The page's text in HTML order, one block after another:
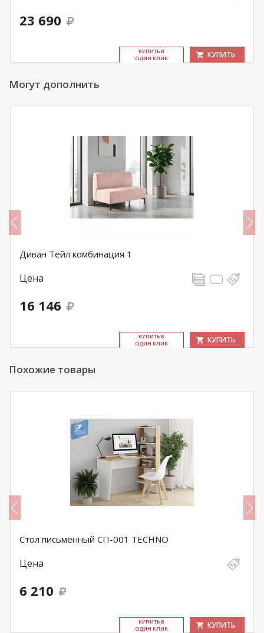
23 690
КУ­ПИТЬ В
ОДИН КЛИК
КУПИТЬ
Могут дополнить
Диван Тейл комбинация 1
Цена
16 146
КУ­ПИТЬ В
ОДИН КЛИК
КУПИТЬ
Похожие товары
Стол письменный СП-001 TECHNO
Цена
6 210
КУ­ПИТЬ В
ОДИН КЛИК
КУПИТЬ